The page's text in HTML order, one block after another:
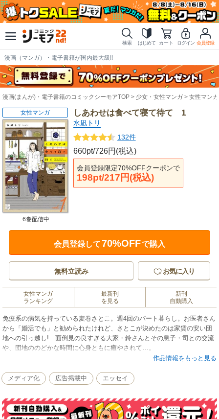
検索 はじめて カート ログイン 会員登録
漫画（マンガ）・電子書籍が国内最大級!!
漫画(まんが)・電子書籍のコミックシーモアTOP 少女・女性マンガ 女性マンガ
しあわせは食べて寝て待て 1
水凪トリ
132件
660pt/726円(税込)
会員登録限定70%OFFクーポンで
198pt/217円(税込)
女性マンガ
6巻配信中
会員登録して70%OFFで購入
無料立読み お気に入り
女性マンガ
ランキング
最新刊
を見る
新刊
自動購入
免疫系の病気を持っている麦巻さとこ。週4回のパート暮らし。お医者さん
から「婚活でも」と勧められたけれど、さとこが決めたのは家賃の安い団
地への引っ越し! 面倒見の良すぎる大家・鈴さんとその息子・司との交流
や、団地ののどかな時間に心身ともに癒やされて…。
作品情報をもっと見る
メディア化 広告掲載中 エッセイ